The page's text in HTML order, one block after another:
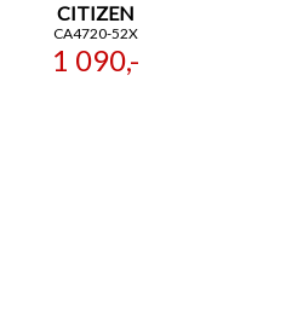
CITIZEN
CA4720-52X
1 090,-